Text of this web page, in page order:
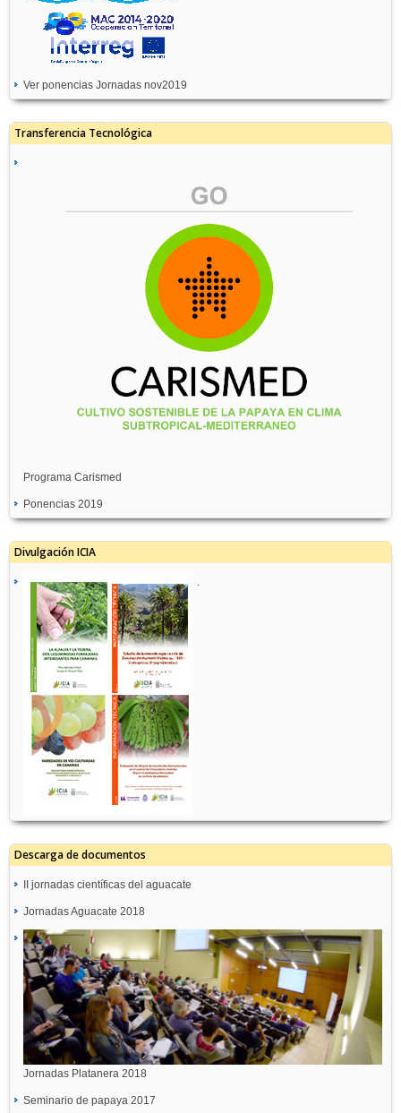
Ver ponencias Jornadas nov2019
Transferencia Tecnológica
Programa Carismed
Ponencias 2019
Divulgación ICIA
Descarga de documentos
II jornadas científicas del aguacate
Jornadas Aguacate 2018
Jornadas Platanera 2018
Seminario de papaya 2017